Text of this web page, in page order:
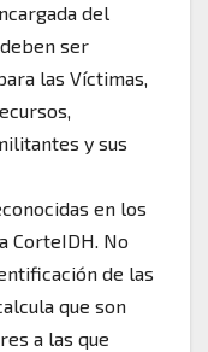
del
ser
las Víctimas,
y sus
en los
CorteIDH. No
de las
que son
a las que